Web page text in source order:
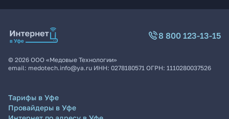
8 800 123-13-15
© 2026 ООО «Медовые Технологии»
email: medotech.info@ya.ru ИНН: 0278180571 ОГРН: 1110280037526
Тарифы в Уфе
Провайдеры в Уфе